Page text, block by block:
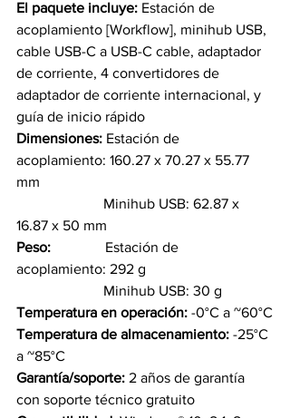
El paquete incluye: Estación de
acoplamiento [Workflow], minihub USB,
cable USB-C a USB-C cable, adaptador
de corriente, 4 convertidores de
adaptador de corriente internacional, y
guía de inicio rápido
Dimensiones: Estación de
acoplamiento: 160.27 x 70.27 x 55.77
mm
16.87 x 50 mm
Peso: Estación de
acoplamiento: 292 g
                        Minihub USB: 30 g
Temperatura en operación: -0°C a ~60°C
Temperatura de almacenamiento: -25°C
a ~85°C
Garantía/soporte: 2 años de garantía
con soporte técnico gratuito